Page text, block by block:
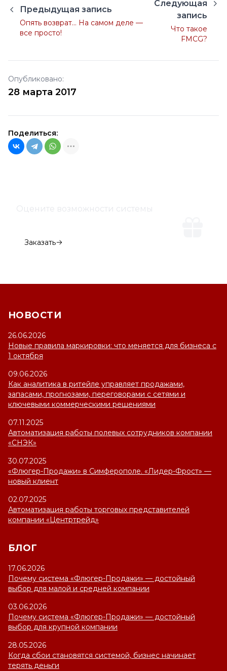
Опубликовано:
28 марта 2017
Поделиться:
Оцените возможности системы
Заказать
Предыдущая запись
Опять возврат… На самом деле —
все просто!
Следующая
запись
Что такое
FMCG?
НОВОСТИ
26.06.2026
Новые правила маркировки: что меняется для бизнеса с
1 октября
09.06.2026
Как аналитика в ритейле управляет продажами,
запасами, прогнозами, переговорами с сетями и
ключевыми коммерческими решениями
07.11.2025
Автоматизация работы полевых сотрудников компании
«СНЭК»
30.07.2025
«Флюгер-Продажи» в Симферополе. «Лидер-Фрост» —
новый клиент
02.07.2025
Автоматизация работы торговых представителей
компании «Центртрейд»
БЛОГ
17.06.2026
Почему система «Флюгер-Продажи» — достойный
выбор для малой и средней компании
03.06.2026
Почему система «Флюгер-Продажи» — достойный
выбор для крупной компании
28.05.2026
Когда сбои становятся системой, бизнес начинает
терять деньги